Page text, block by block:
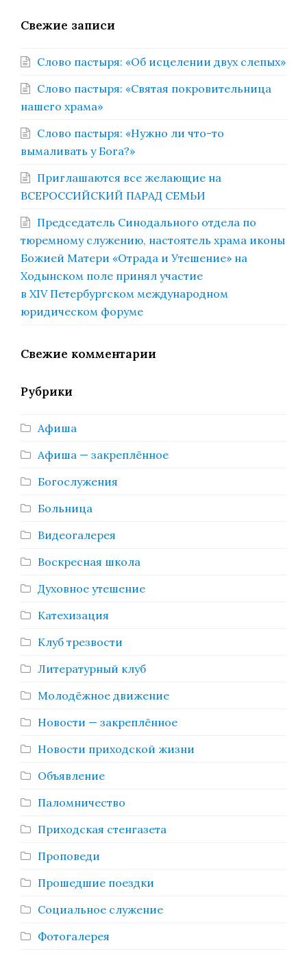
Свежие записи
Слово пастыря: «Об исцелении двух слепых»
Слово пастыря: «Святая покровительница
нашего храма»
Слово пастыря: «Нужно ли что-то
вымаливать у Бога?»
Приглашаются все желающие на
ВСЕРОССИЙСКИЙ ПАРАД СЕМЬИ
Председатель Синодального отдела по
тюремному служению, настоятель храма иконы
Божией Матери «Отрада и Утешение» на
Ходынском поле принял участие
в XIV Петербургском международном
юридическом форуме
Свежие комментарии
Рубрики
Афиша
Афиша — закреплённое
Богослужения
Больница
Видеогалерея
Воскресная школа
Духовное утешение
Катехизация
Клуб трезвости
Литературный клуб
Молодёжное движение
Новости — закреплённое
Новости приходской жизни
Объявление
Паломничество
Приходская стенгазета
Проповеди
Прошедшие поездки
Социальное служение
Фотогалерея